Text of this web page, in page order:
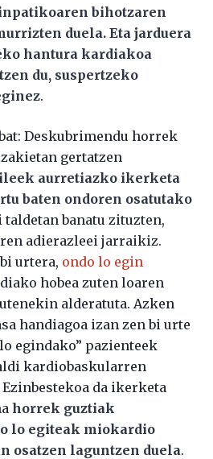
bihotzaren
duela. Eta jarduera
hantura kardiakoa
du, suspertzeko
.
Deskubrimendu horrek
gertatzen
aurretiazko ikerketa
baten ondoren osatutako
taldetan banatu zituzten,
adierazleei jarraikiz.
urtera, ondo lo egin
hobea zuten loaren
alderatuta. Azken
handiagoa izan zen bi urte
egindako” pazienteek
kardiobaskularren
da ikerketa
horrek guztiak
lo egiteak miokardio
osatzen laguntzen duela.